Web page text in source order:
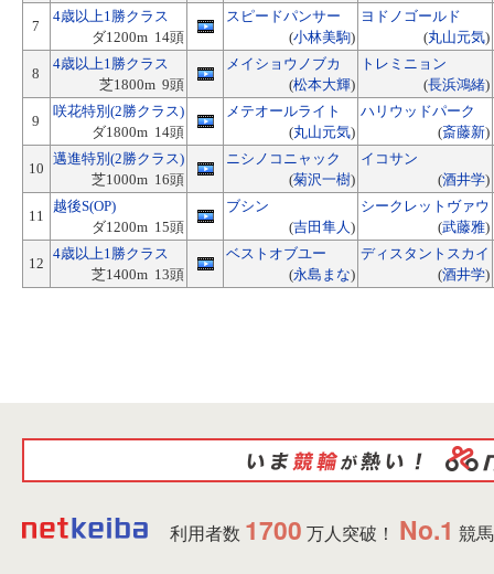
7
4歳以上1勝クラス
ダ1200m 14頭
スピードパンサー
(小林美駒)
ヨドノゴールド
(丸山元気)
8
4歳以上1勝クラス
芝1800m 9頭
メイショウノブカ
(松本大輝)
トレミニョン
(長浜鴻緒)
9
咲花特別(2勝クラス)
ダ1800m 14頭
メテオールライト
(丸山元気)
ハリウッドパーク
(斎藤新)
10
邁進特別(2勝クラス)
芝1000m 16頭
ニシノコニャック
(菊沢一樹)
イコサン
(酒井学)
11
越後S(OP)
ダ1200m 15頭
ブシン
(吉田隼人)
シークレットヴァウ
(武藤雅)
12
4歳以上1勝クラス
芝1400m 13頭
ベストオブユー
(永島まな)
ディスタントスカイ
(酒井学)
利用者数 1700 万人突破！ No.1 競